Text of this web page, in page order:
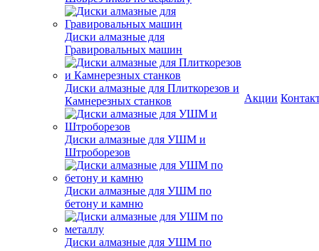
Диски алмазные для
Гравировальных машин
Диски алмазные для Плиткорезов и
Камнерезных станков
Диски алмазные для УШМ и
Штроборезов
Диски алмазные для УШМ по
бетону и камню
Диски алмазные для УШМ по
Акции